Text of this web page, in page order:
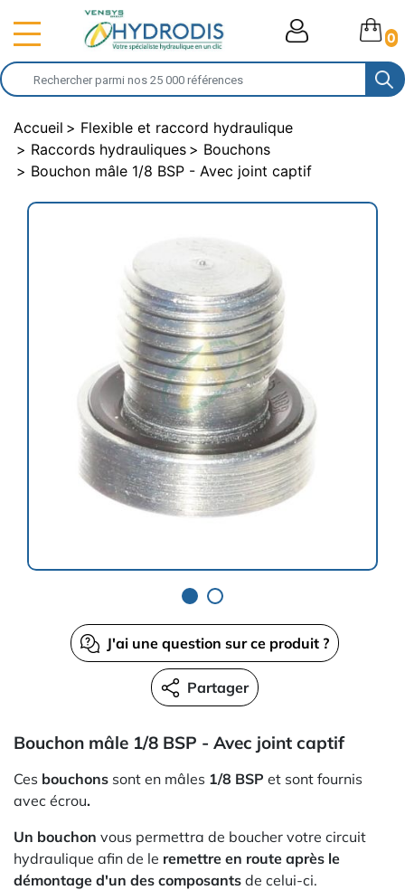
0
Accueil
Flexible et raccord hydraulique
Raccords hydrauliques
Bouchons
Bouchon mâle 1/8 BSP - Avec joint captif
J'ai une question sur ce produit ?
Partager
Bouchon mâle 1/8 BSP - Avec joint captif
Ces bouchons sont en mâles 1/8 BSP et sont fournis
avec écrou.
Un bouchon vous permettra de boucher votre circuit
hydraulique afin de le remettre en route après le
démontage d'un des composants de celui-ci.